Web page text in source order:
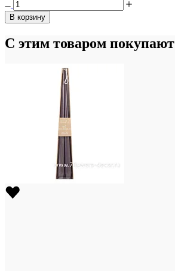
В корзину
С этим товаром покупают